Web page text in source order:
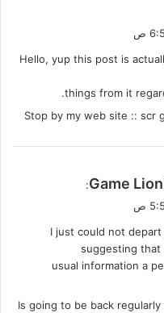
Hello, yup this post is
things from it
Stop by my web site :: scr
Game
:
I just could not
suggesting that
usual information a
Is going to be back